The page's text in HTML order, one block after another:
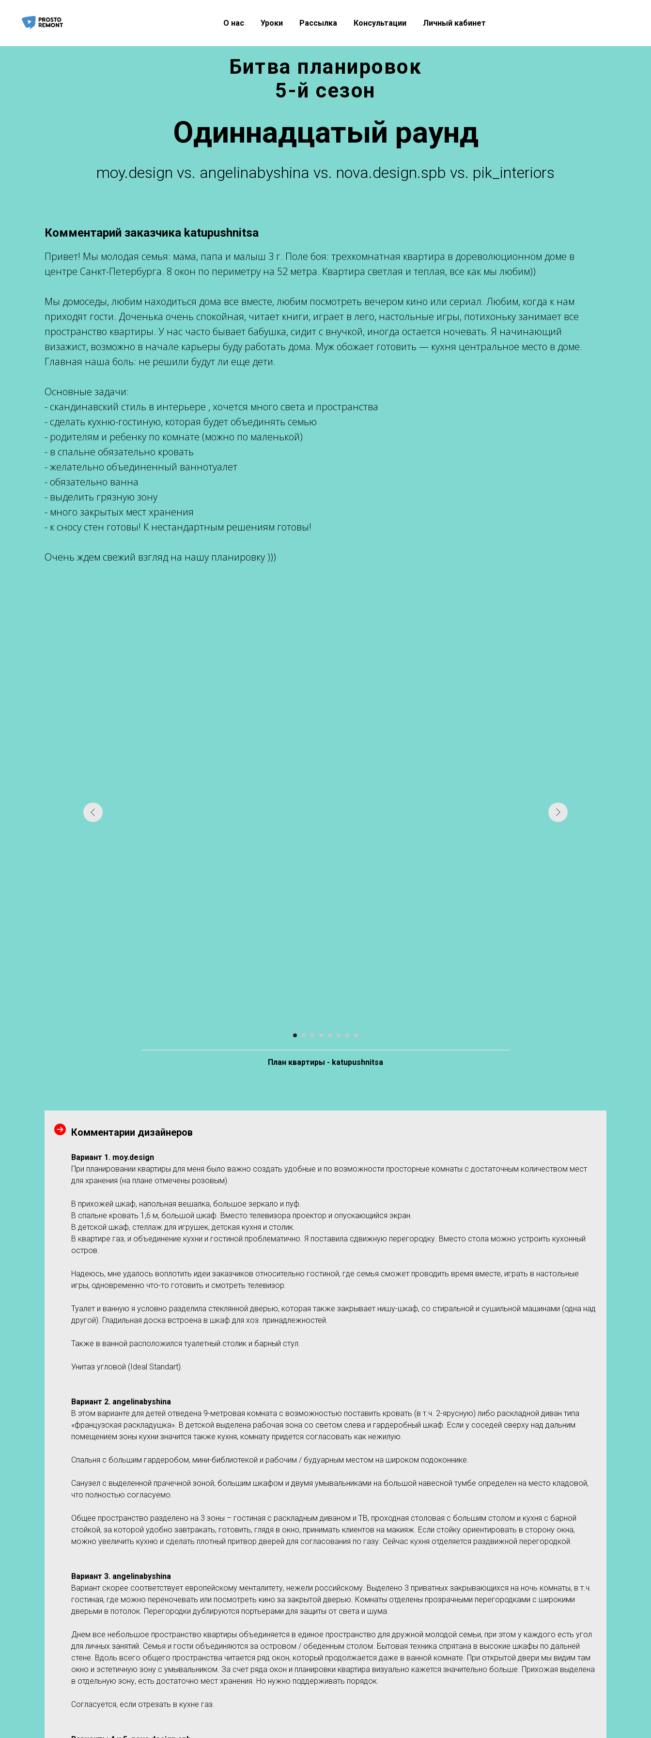
О нас Уроки Рассылка Консультации Личный кабинет
Битва планировок
5-й сезон
Одиннадцатый раунд
moy.design vs. angelinabyshina vs. nova.design.spb vs. pik_interiors
Комментарий заказчика katupushnitsa
Привет! Мы молодая семья: мама, папа и малыш 3 г. Поле боя: трехкомнатная квартира в дореволюционном доме в
центре Cанкт-Петербурга. 8 окон по периметру на 52 метра. Квартира светлая и теплая, все как мы любим))
Мы домоседы, любим находиться дома все вместе, любим посмотреть вечером кино или сериал. Любим, когда к нам
приходят гости. Доченька очень спокойная, читает книги, играет в лего, настольные игры, потихоньку занимает все
пространство квартиры. У нас часто бывает бабушка, сидит с внучкой, иногда остается ночевать. Я начинающий
визажист, возможно в начале карьеры буду работать дома. Муж обожает готовить — кухня центральное место в доме.
Главная наша боль: не решили будут ли еще дети.
Основные задачи:
- скандинавский стиль в интерьере , хочется много света и пространства
- сделать кухню-гостиную, которая будет объединять семью
- родителям и ребенку по комнате (можно по маленькой)
- в спальне обязательно кровать
- желательно объединенный ваннотуалет
- обязательно ванна
- выделить грязную зону
- много закрытых мест хранения
- к сносу стен готовы! К нестандартным решениям готовы!
Очень ждем свежий взгляд на нашу планировку )))
План квартиры - katupushnitsa
Комментарии дизайнеров
Вариант 1. moy.design
При планировании квартиры для меня было важно создать удобные и по возможности просторные комнаты с достаточным количеством мест
для хранения (на плане отмечены розовым).
В прихожей шкаф, напольная вешалка, большое зеркало и пуф.
В спальне кровать 1,6 м, большой шкаф. Вместо телевизора проектор и опускающийся экран.
В детской шкаф, стеллаж для игрушек, детская кухня и столик.
В квартире газ, и объединение кухни и гостиной проблематично. Я поставила сдвижную перегородку. Вместо стола можно устроить кухонный
остров.
Надеюсь, мне удалось воплотить идеи заказчиков относительно гостиной, где семья сможет проводить время вместе, играть в настольные
игры, одновременно что-то готовить и смотреть телевизор.
Туалет и ванную я условно разделила стеклянной дверью, которая также закрывает нишу-шкаф, со стиральной и сушильной машинами (одна над
другой). Гладильная доска встроена в шкаф для хоз. принадлежностей.
Также в ванной расположился туалетный столик и барный стул.
Унитаз угловой (Ideal Standart).
Вариант 2. angelinabyshina
В этом варианте для детей отведена 9-метровая комната с возможностью поставить кровать (в т.ч. 2-ярусную) либо раскладной диван типа
«французская раскладушка». В детской выделена рабочая зона со светом слева и гардеробный шкаф. Если у соседей сверху над дальним
помещением зоны кухни значится также кухня, комнату придется согласовать как нежилую.
Спальня с большим гардеробом, мини-библиотекой и рабочим / будуарным местом на широком подоконнике.
Санузел с выделенной прачечной зоной, большим шкафом и двумя умывальниками на большой навесной тумбе определен на место кладовой,
что полностью согласуемо.
Общее пространство разделено на 3 зоны – гостиная с раскладным диваном и ТВ, проходная столовая с большим столом и кухня с барной
стойкой, за которой удобно завтракать, готовить, глядя в окно, принимать клиентов на макияж. Если стойку ориентировать в сторону окна,
можно увеличить кухню и сделать плотный притвор дверей для согласования по газу. Сейчас кухня отделяется раздвижной перегородкой.
Вариант 3. angelinabyshina
Вариант скорее соответствует европейскому менталитету, нежели российскому. Выделено 3 приватных закрывающихся на ночь комнаты, в т.ч.
гостиная, где можно переночевать или посмотреть кино за закрытой дверью. Комнаты отделены прозрачными перегородками с широкими
дверьми в потолок. Перегородки дублируются портьерами для защиты от света и шума.
Днем все небольшое пространство квартиры объединяется в единое пространство для дружной молодой семьи, при этом у каждого есть угол
для личных занятий. Семья и гости объединяются за островом / обеденным столом. Бытовая техника спрятана в высокие шкафы по дальней
стене. Вдоль всего общего пространства читается ряд окон, который продолжается даже в ванной комнате. При открытой двери мы видим там
окно и эстетичную зону с умывальником. За счет ряда окон и планировки квартира визуально кажется значительно больше. Прихожая выделена
в отдельную зону, есть достаточно мест хранения. Но нужно поддерживать порядок.
Согласуется, если отрезать в кухне газ.